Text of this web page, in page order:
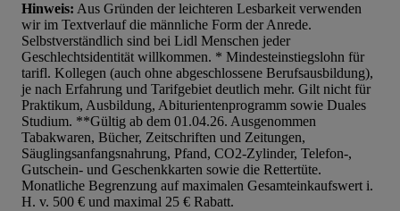
Hinweis: Aus Gründen der leichteren Lesbarkeit verwenden
wir im Textverlauf die männliche Form der Anrede.
Selbstverständlich sind bei Lidl Menschen jeder
Geschlechtsidentität willkommen. * Mindesteinstiegslohn für
tarifl. Kollegen (auch ohne abgeschlossene Berufsausbildung),
je nach Erfahrung und Tarifgebiet deutlich mehr. Gilt nicht für
Praktikum, Ausbildung, Abiturientenprogramm sowie Duales
Studium. **Gültig ab dem 01.04.26. Ausgenommen
Tabakwaren, Bücher, Zeitschriften und Zeitungen,
Säuglingsanfangsnahrung, Pfand, CO2-Zylinder, Telefon-,
Gutschein- und Geschenkkarten sowie die Rettertüte.
Monatliche Begrenzung auf maximalen Gesamteinkaufswert i.
H. v. 500 € und maximal 25 € Rabatt.